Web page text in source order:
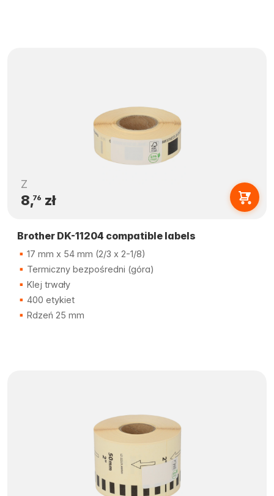
Z
8,76 zł
Brother DK-11204 compatible labels
17 mm x 54 mm (2/3 x 2-1/8)
Termiczny bezpośredni (góra)
Klej trwały
400 etykiet
Rdzeń 25 mm